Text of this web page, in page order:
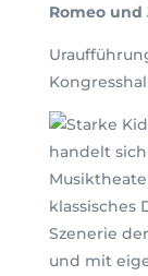
Romeo und
handelt
klassisches
Szenerie
und mit